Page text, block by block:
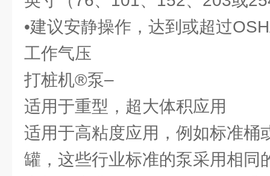
•建议安静操作，达到或超过
工作气压
打桩机®泵–
适用于重型，超大体积应用
适用于高粘度应用，例如标准桶
罐，这些行业标准的泵采用相同